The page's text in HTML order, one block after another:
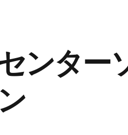
ンター